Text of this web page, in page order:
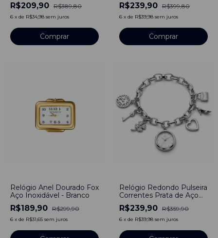
R$209,90 R$389,80
6 x de R$34,98 sem juros
R$239,90 R$399,80
6 x de R$39,98 sem juros
Comprar
Relógio Anel Dourado Fox
Aço Inoxidável - Branco
R$189,90 R$299,90
6 x de R$31,65 sem juros
Relógio Redondo Pulseira
Correntes Prata de Aço
Inoxidável
R$239,90 R$359,90
6 x de R$39,98 sem juros